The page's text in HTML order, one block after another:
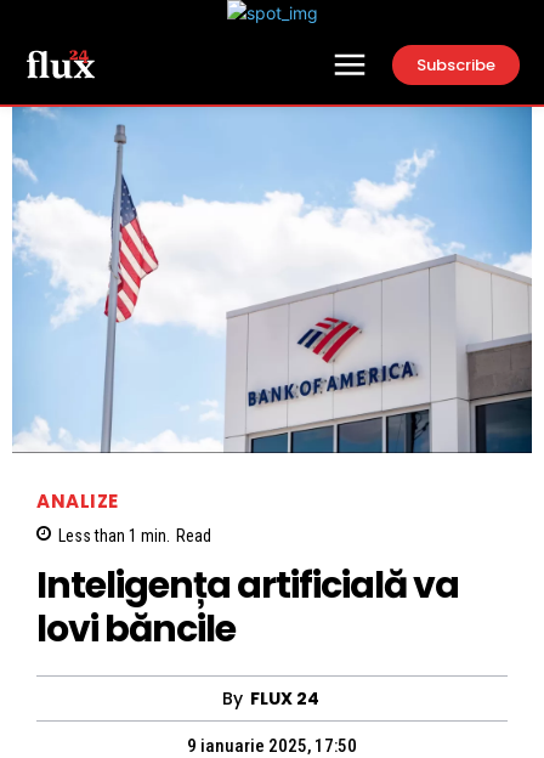
Subscribe
ANALIZE
Less than 1 min. Read
Inteligența artificială va
lovi băncile
By FLUX 24
9 ianuarie 2025, 17:50